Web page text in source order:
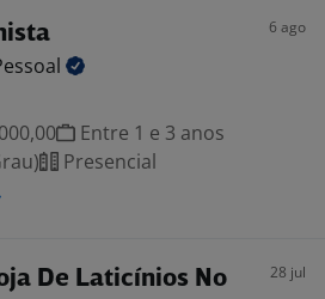
6 ago
Entre 1 e 3 anos
Presencial
De Laticínios No
28 jul